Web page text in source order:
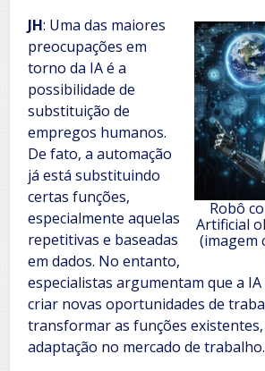
Robô
Artificial
(imagem
JH: Uma das maiores
preocupações em
torno da IA é a
possibilidade de
substituição de
empregos humanos.
De fato, a automação
já está substituindo
certas funções,
especialmente aquelas
repetitivas e baseadas
em dados. No entanto,
especialistas argumentam que a
criar novas oportunidades de
transformar as funções
adaptação no mercado de trabalho.